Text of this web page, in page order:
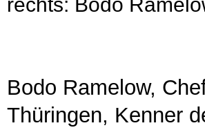
Bodo Ramelow,
Thüringen, Kenner